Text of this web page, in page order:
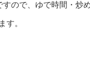
すので、ゆで時間・炒
す。